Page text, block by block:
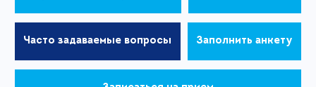
Часто задаваемые вопросы Заполнить анкету